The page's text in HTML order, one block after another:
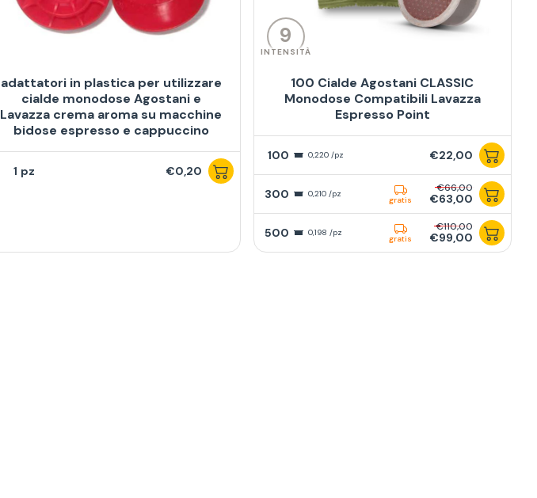
adattatori in plastica per utilizzare
cialde monodose Agostani e
Lavazza crema aroma su macchine
bidose espresso e cappuccino
1 €0,20
9
INTENSITÀ
100 Cialde Agostani CLASSIC
Monodose Compatibili Lavazza
Espresso Point
100 0,220 /pz €22,00
300 0,210 /pz
gratis
€66,00
€63,00
500 0,198 /pz
gratis
€110,00
€99,00